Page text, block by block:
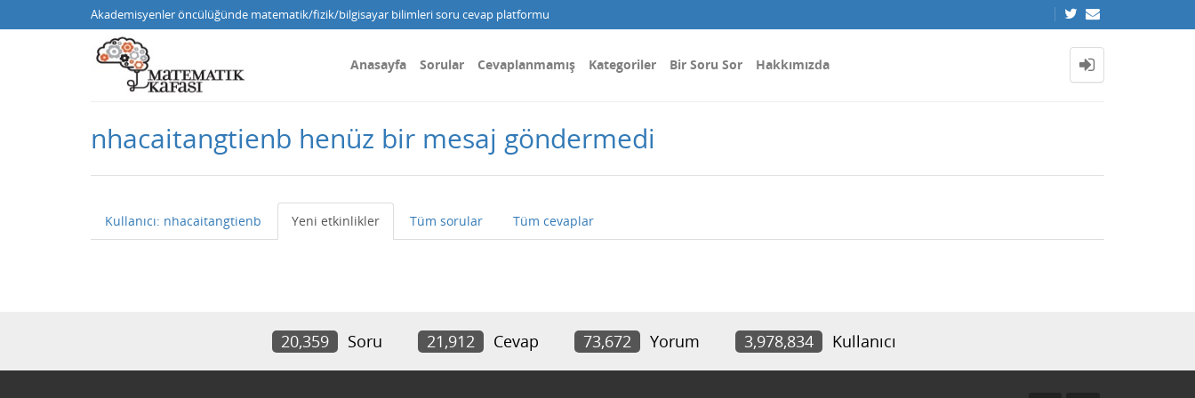
Akademisyenler öncülüğünde matematik/fizik/bilgisayar bilimleri soru cevap platformu
Anasayfa Sorular Cevaplanmamış Kategoriler Bir Soru Sor Hakkımızda
nhacaitangtienb henüz bir mesaj göndermedi
Kullanıcı: nhacaitangtienb Yeni etkinlikler Tüm sorular Tüm cevaplar
20,359 Soru 21,912 Cevap 73,672 Yorum 3,978,834 Kullanıcı